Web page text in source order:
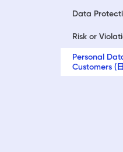
Data
Risk or
Personal
Customers (